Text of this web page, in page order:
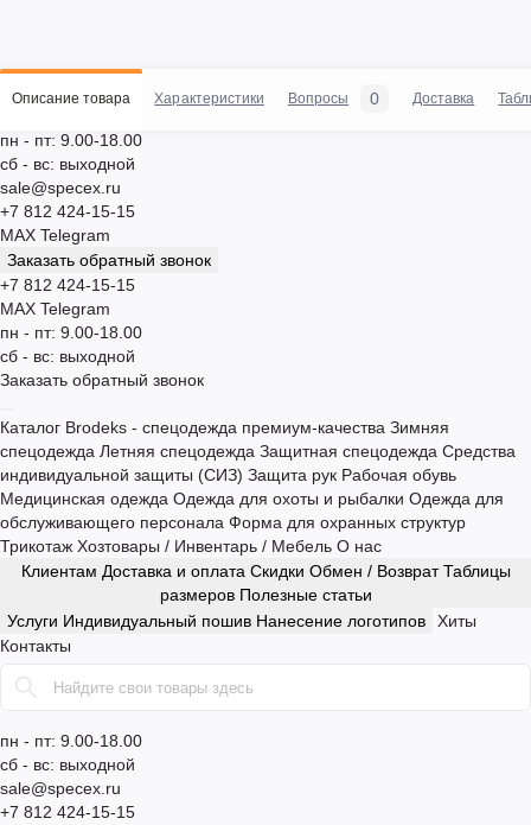
пн - пт: 9.00-18.00
сб - вс: выходной
sale@specex.ru
+7 812 424-15-15
MAX Telegram
Заказать обратный звонок
+7 812 424-15-15
MAX Telegram
пн - пт: 9.00-18.00
сб - вс: выходной
Заказать обратный звонок
Каталог Brodeks - спецодежда премиум-качества Зимняя
спецодежда Летняя спецодежда Защитная спецодежда Средства
индивидуальной защиты (СИЗ) Защита рук Рабочая обувь
Медицинская одежда Одежда для охоты и рыбалки Одежда для
обслуживающего персонала Форма для охранных структур
Трикотаж Хозтовары / Инвентарь / Мебель О нас
Клиентам Доставка и оплата Скидки Обмен / ВозвратТаблицы
размеров Полезные статьи
Услуги Индивидуальный пошив Нанесение логотипов
Хиты
Контакты
пн - пт: 9.00-18.00
сб - вс: выходной
sale@specex.ru
+7 812 424-15-15
Описание товара Характеристики Вопросы 0 Доставка